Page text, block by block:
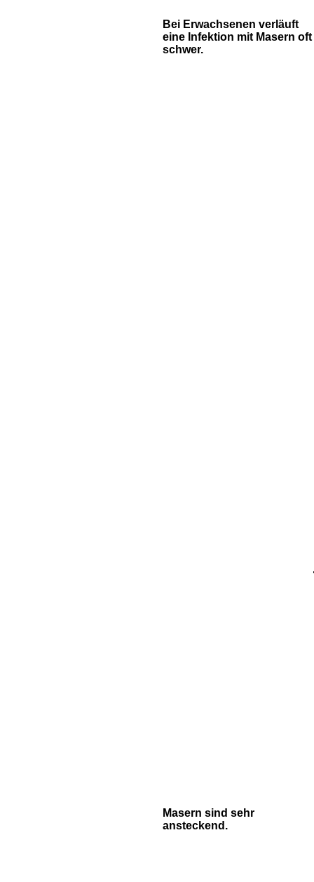
Bei Erwachsenen verläuft
eine Infektion mit Masern oft
schwer.
Masern sind sehr
ansteckend.